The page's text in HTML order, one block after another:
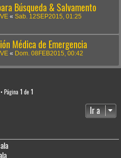
Búsqueda & Salvamento
« Sab. 12SEP2015, 01:25
Médica de Emergencia
« Dom. 08FEB2015, 00:42
Página 1 de 1
Ir a